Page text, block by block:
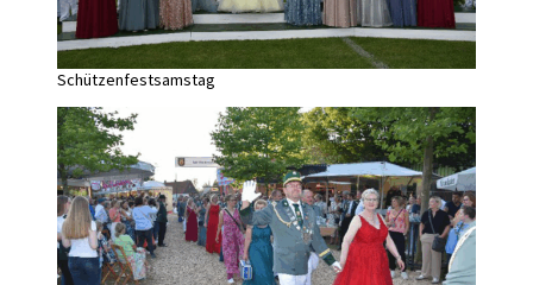
Schützenfestsamstag